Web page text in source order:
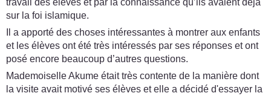
travail des élèves et par la connaissance qu’ils avaient déjà
sur la foi islamique.
Il a apporté des choses intéressantes à montrer aux enfants
et les élèves ont été très intéressés par ses réponses et ont
posé encore beaucoup d’autres questions.
Mademoiselle Akume était très contente de la manière dont
la visite avait motivé ses élèves et elle a décidé d'essayer la